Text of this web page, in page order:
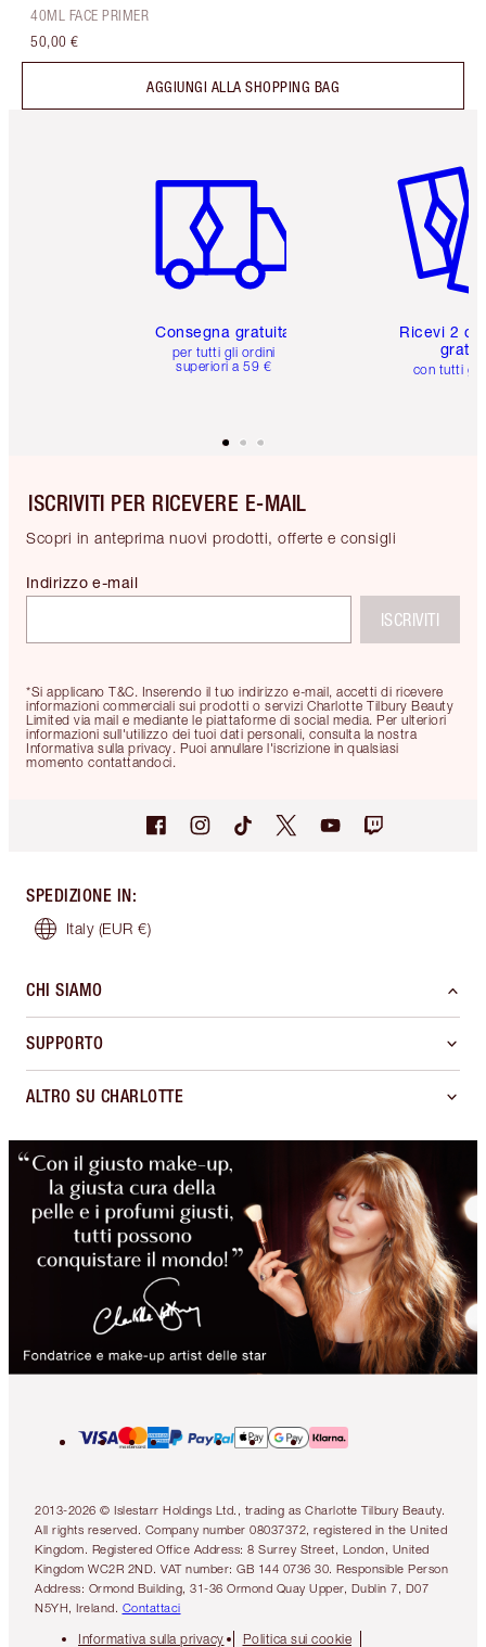
40ML FACE PRIMER
50,00 €
AGGIUNGI ALLA SHOPPING BAG
Consegna gratuita
per tutti gli ordini
superiori a 59 €
Ricevi 2
con tutti gli
ISCRIVITI PER RICEVERE E-MAIL
Scopri in anteprima nuovi prodotti, offerte e consigli
*Si applicano T&C. Inserendo il tuo indirizzo e-mail, accetti di ricevere
informazioni commerciali sui prodotti o servizi Charlotte Tilbury Beauty
Limited via mail e mediante le piattaforme di social media. Per ulteriori
informazioni sull'utilizzo dei tuoi dati personali, consulta la nostra
Informativa sulla privacy. Puoi annullare l'iscrizione in qualsiasi
momento contattandoci.
Indirizzo e-mail
ISCRIVITI
SPEDIZIONE IN:
Italy (EUR €)
CHI SIAMO
SUPPORTO
ALTRO SU CHARLOTTE
2013-2026 © Islestarr Holdings Ltd., trading as Charlotte Tilbury Beauty.
All rights reserved. Company number 08037372, registered in the United
Kingdom. Registered Office Address: 8 Surrey Street, London, United
Kingdom WC2R 2ND. VAT number: GB 144 0736 30. Responsible Person
Address: Ormond Building, 31-36 Ormond Quay Upper, Dublin 7, D07
N5YH, Ireland. Contattaci
Informativa sulla privacy Politica sui cookie